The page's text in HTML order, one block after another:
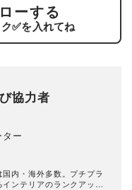
ーする
✅を入れてね
協力者
ー
内・海外多数。プチプラ
ンテリアのランクアップ